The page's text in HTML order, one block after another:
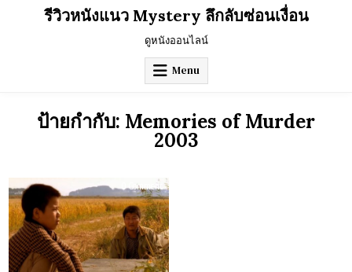
รีวิวหนังแนว Mystery ลึกลับซ่อนเงื่อน
ดูหนังออนไลน์
Menu
ป้ายกำกับ: Memories of Murder
2003
0 Comment on
รีวิว
Memories
of
Murder
(2003)